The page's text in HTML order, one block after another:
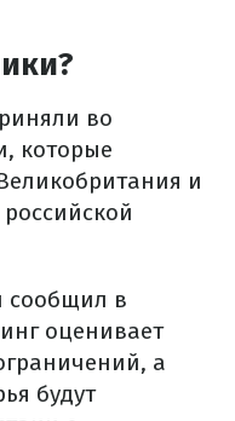
во
которые
и
сообщил в
оценивает
а
будут